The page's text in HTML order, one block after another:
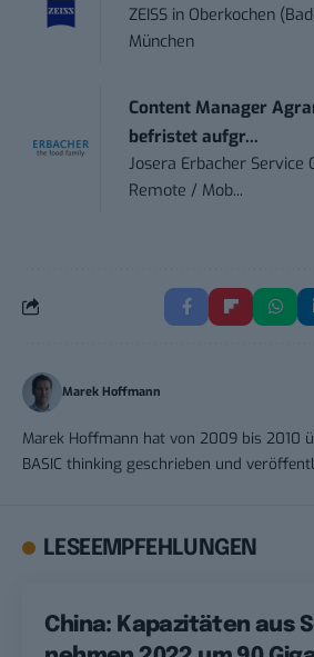
ZEISS in Oberkochen
München
Content Manager
befristet aufgr...
Josera Erbacher Service
Remote / Mob...
Marek Hoffmann
Marek Hoffmann hat von 2009 bis 2010
BASIC thinking geschrieben und
LESEEMPFEHLUNGEN
China: Kapazitäten aus